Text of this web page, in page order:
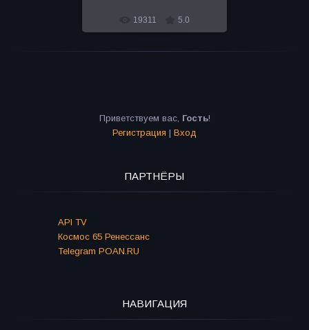
19311 5.0
Приветствуем вас, Гость!
Регистрация | Вход
ПАРТНЁРЫ
API TV
Космос 65 Ренессанс
Telegram POAN.RU
НАВИГАЦИЯ